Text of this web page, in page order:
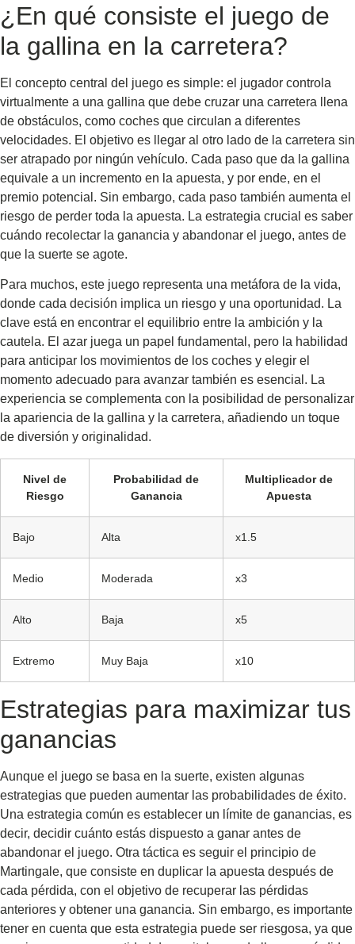
¿En qué consiste el juego de
la gallina en la carretera?
El concepto central del juego es simple: el jugador controla
virtualmente a una gallina que debe cruzar una carretera llena
de obstáculos, como coches que circulan a diferentes
velocidades. El objetivo es llegar al otro lado de la carretera sin
ser atrapado por ningún vehículo. Cada paso que da la gallina
equivale a un incremento en la apuesta, y por ende, en el
premio potencial. Sin embargo, cada paso también aumenta el
riesgo de perder toda la apuesta. La estrategia crucial es saber
cuándo recolectar la ganancia y abandonar el juego, antes de
que la suerte se agote.
Para muchos, este juego representa una metáfora de la vida,
donde cada decisión implica un riesgo y una oportunidad. La
clave está en encontrar el equilibrio entre la ambición y la
cautela. El azar juega un papel fundamental, pero la habilidad
para anticipar los movimientos de los coches y elegir el
momento adecuado para avanzar también es esencial. La
experiencia se complementa con la posibilidad de personalizar
la apariencia de la gallina y la carretera, añadiendo un toque
de diversión y originalidad.
Nivel de
Riesgo
Probabilidad de
Ganancia
Multiplicador de
Apuesta
Bajo Alta x1.5
Medio Moderada x3
Alto Baja x5
Extremo Muy Baja x10
Estrategias para maximizar tus
ganancias
Aunque el juego se basa en la suerte, existen algunas
estrategias que pueden aumentar las probabilidades de éxito.
Una estrategia común es establecer un límite de ganancias, es
decir, decidir cuánto estás dispuesto a ganar antes de
abandonar el juego. Otra táctica es seguir el principio de
Martingale, que consiste en duplicar la apuesta después de
cada pérdida, con el objetivo de recuperar las pérdidas
anteriores y obtener una ganancia. Sin embargo, es importante
tener en cuenta que esta estrategia puede ser riesgosa, ya que